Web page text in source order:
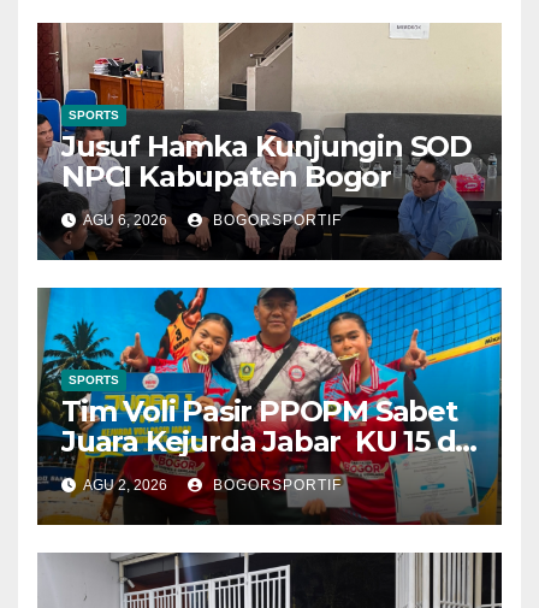
SPORTS
Jusuf Hamka Kunjungin SOD
NPCI Kabupaten Bogor
AGU 6, 2026 BOGORSPORTIF
SPORTS
Tim Voli Pasir PPOPM Sabet
Juara Kejurda Jabar KU 15 di
Bandung
AGU 2, 2026 BOGORSPORTIF